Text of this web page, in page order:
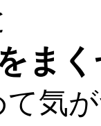
ま
気